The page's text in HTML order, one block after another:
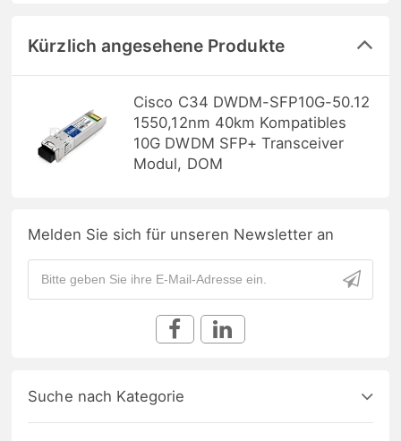
Kürzlich angesehene Produkte
Cisco C34 DWDM-SFP10G-50.12
1550,12nm 40km Kompatibles
10G DWDM SFP+ Transceiver
Modul, DOM
Melden Sie sich für unseren Newsletter an
Suche nach Kategorie